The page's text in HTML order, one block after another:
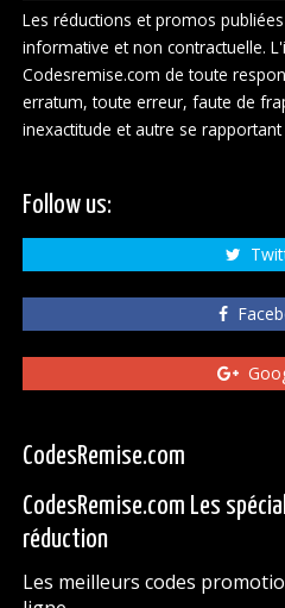
Les réductions et promos
informative et non contractuelle.
Codesremise.com de toute
erratum, toute erreur, faute de
inexactitude et autre se
Follow us:
CodesRemise.com
CodesRemise.com Les
réduction
Les meilleurs codes